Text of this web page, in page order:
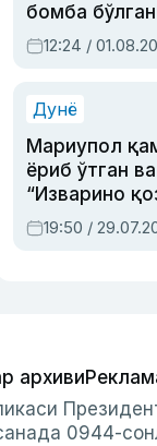
бомба
Абдулла
сиёсий
12:24 /
Дунё
Мариупол
ёриб ўтган ва
“Изварино
чиққан
Украина
19:50 /
архиви
0944-